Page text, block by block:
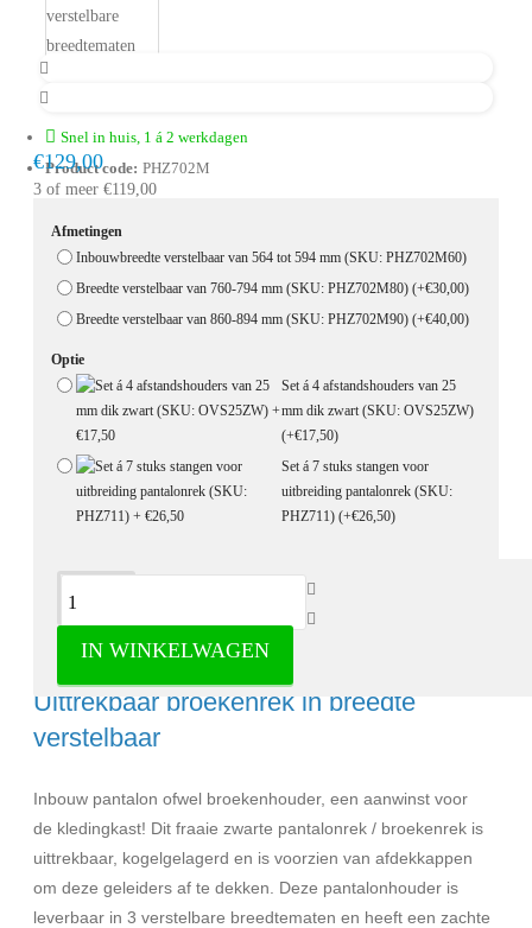
Snel in huis, 1 á 2 werkdagen
Product code: PHZ702M
€129,00
3 of meer €119,00
Afmetingen
Inbouwbreedte verstelbaar van 564 tot 594 mm (SKU: PHZ702M60)
Breedte verstelbaar van 760-794 mm (SKU: PHZ702M80) (+€30,00)
Breedte verstelbaar van 860-894 mm (SKU: PHZ702M90) (+€40,00)
Optie
Set á 4 afstandshouders van 25
mm dik zwart (SKU: OVS25ZW)
(+€17,50)
Set á 7 stuks stangen voor
uitbreiding pantalonrek (SKU:
PHZ711) (+€26,50)
IN WINKELWAGEN
Omschrijving
Pantalon/ broekenhouder zwart -
Uittrekbaar broekenrek in breedte
verstelbaar
Inbouw pantalon ofwel broekenhouder, een aanwinst voor
de kledingkast! Dit fraaie zwarte pantalonrek / broekenrek is
uittrekbaar, kogelgelagerd en is voorzien van afdekkappen
om deze geleiders af te dekken. Deze pantalonhouder is
leverbaar in 3 verstelbare breedtematen en heeft een zachte